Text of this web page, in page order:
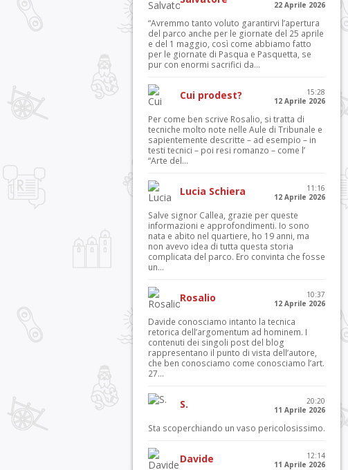
22 Aprile 2026
“Avremmo tanto voluto garantirvi l’apertura
del parco anche per le giornate del 25 aprile
e del 1 maggio, così come abbiamo fatto
per le giornate di Pasqua e Pasquetta, se
pur con enormi sacrifici da...
Cui prodest?
15:28
12 Aprile 2026
Per come ben scrive Rosalio, si tratta di
tecniche molto note nelle Aule di Tribunale e
sapientemente descritte – ad esempio – in
testi tecnici – poi resi romanzo – come l’
“Arte del...
Lucia Schiera
11:16
12 Aprile 2026
Salve signor Callea, grazie per queste
informazioni e approfondimenti. Io sono
nata e abito nel quartiere, ho 19 anni, ma
non avevo idea di tutta questa storia
complicata del parco. Ero convinta che fosse
un...
Rosalio
10:37
12 Aprile 2026
Davide conosciamo intanto la tecnica
retorica dell’argomentum ad hominem. I
contenuti dei singoli post del blog
rappresentano il punto di vista dell’autore,
che ben conosciamo come conosciamo l’art.
27...
S.
20:20
11 Aprile 2026
Sta scoperchiando un vaso pericolosissimo.
Davide
12:14
11 Aprile 2026